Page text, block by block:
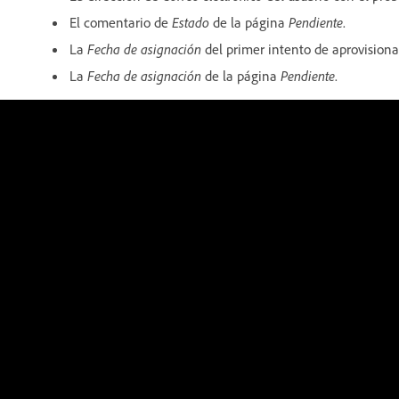
El comentario de Estado de la página Pendiente.
La Fecha de asignación del primer intento de
La Fecha de asignación de la página Pendiente.